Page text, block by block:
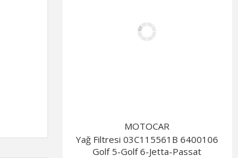
MOTOCAR
Yağ Filtresi 03C115561B 6400106
Golf 5-Golf 6-Jetta-Passat